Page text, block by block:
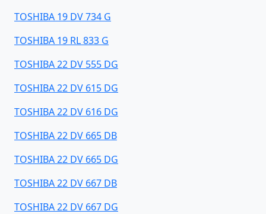
TOSHIBA 19 DV 734 G
TOSHIBA 19 RL 833 G
TOSHIBA 22 DV 555 DG
TOSHIBA 22 DV 615 DG
TOSHIBA 22 DV 616 DG
TOSHIBA 22 DV 665 DB
TOSHIBA 22 DV 665 DG
TOSHIBA 22 DV 667 DB
TOSHIBA 22 DV 667 DG